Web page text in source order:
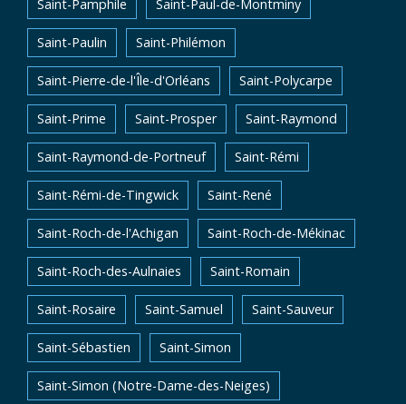
Saint-Pamphile Saint-Paul-de-Montminy
Saint-Paulin Saint-Philémon
Saint-Pierre-de-l'Île-d'Orléans Saint-Polycarpe
Saint-Prime Saint-Prosper Saint-Raymond
Saint-Raymond-de-Portneuf Saint-Rémi
Saint-Rémi-de-Tingwick Saint-René
Saint-Roch-de-l'Achigan Saint-Roch-de-Mékinac
Saint-Roch-des-Aulnaies Saint-Romain
Saint-Rosaire Saint-Samuel Saint-Sauveur
Saint-Sébastien Saint-Simon
Saint-Simon (Notre-Dame-des-Neiges)